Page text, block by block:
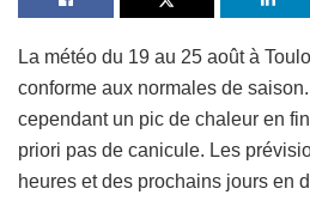
La météo du 19 au 25 août à
conforme aux normales de
cependant un pic de chaleur en
priori pas de canicule. Les
heures et des prochains jours en